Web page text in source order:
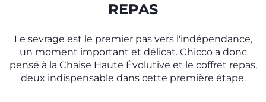
REPAS
Le sevrage est le premier pas vers l'indépendance,
un moment important et délicat. Chicco a donc
pensé à la Chaise Haute Évolutive et le coffret repas,
deux indispensable dans cette première étape.